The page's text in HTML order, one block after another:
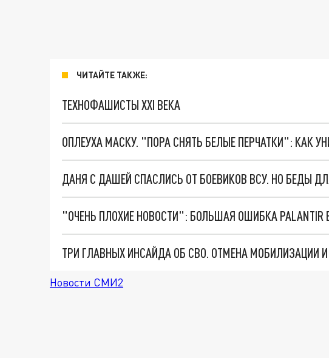
ЧИТАЙТЕ ТАКЖЕ:
ТЕХНОФАШИСТЫ XXI ВЕКА
ОПЛЕУХА МАСКУ. "ПОРА СНЯТЬ БЕЛЫЕ ПЕРЧАТКИ": КАК
ДАНЯ С ДАШЕЙ СПАСЛИСЬ ОТ БОЕВИКОВ ВСУ. НО БЕДЫ
Новости СМИ2